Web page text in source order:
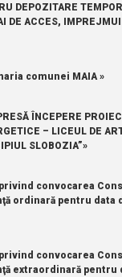
DEPOZITARE
DE ACCES,
comunei MAIA »
ÎNCEPERE
– LICEUL DE
SLOBOZIA”»
privind convocarea
ordinară pentru data
privind convocarea
extraordinară pentru